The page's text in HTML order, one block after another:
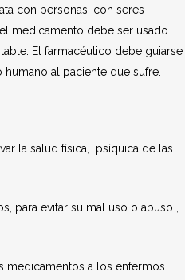
con personas, con seres
medicamento debe ser usado
El farmacéutico debe guiarse
al paciente que sufre.
la salud física, psíquica de las
para evitar su mal uso o abuso ,
medicamentos a los enfermos